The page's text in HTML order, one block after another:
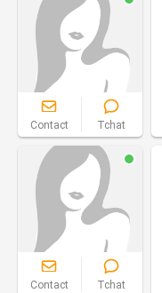
Contact Tchat
Contact Tchat